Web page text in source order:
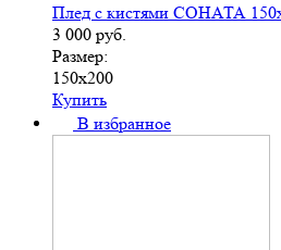
Плед с кистями СОНАТА
3 000 руб.
Размер:
150х200
Купить
В избранное